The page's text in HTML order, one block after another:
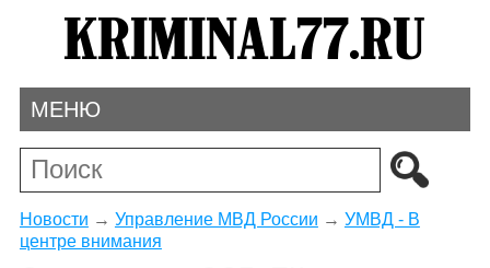
МЕНЮ
Новости → Управление МВД России → УМВД - В
центре внимания